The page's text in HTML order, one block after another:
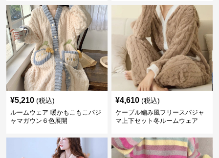
¥5,210 (税込)
ルームウェア 暖かもこもこパジ
ャマガウン６色展開
¥4,610 (税込)
ケーブル編み風フリースパジャ
マ上下セット冬ルームウェア